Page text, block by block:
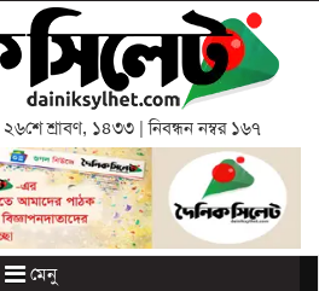
২৬শে শ্রাবণ, ১৪৩৩ | নিবন্ধন নম্বর ১৬৭
মেনু